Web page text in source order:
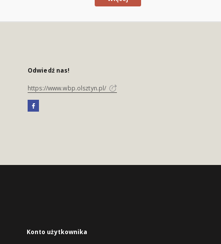
Odwiedź nas!
https://www.wbp.olsztyn.pl/
Konto użytkownika